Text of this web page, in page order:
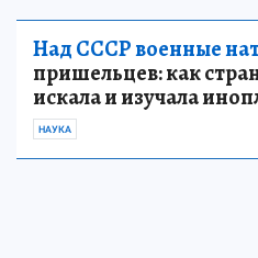
Над СССР военные
пришельцев: как
искала и изучала
НАУКА